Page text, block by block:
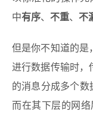
中有序、 不重、 不
但是你不知道的是
进行数据传输时，
的消息分成多个数
而在其下层的网